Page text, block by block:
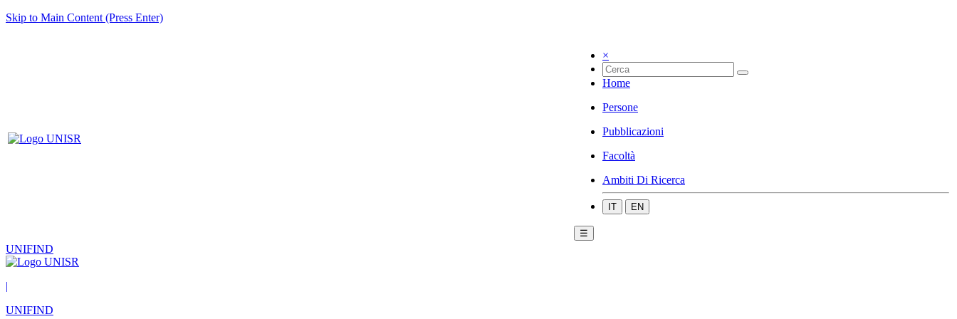
Skip to Main Content (Press Enter)
×
Home
Persone
Pubblicazioni
Facoltà
Ambiti Di Ricerca
IT EN
☰
UNIFIND
|
UNIFIND